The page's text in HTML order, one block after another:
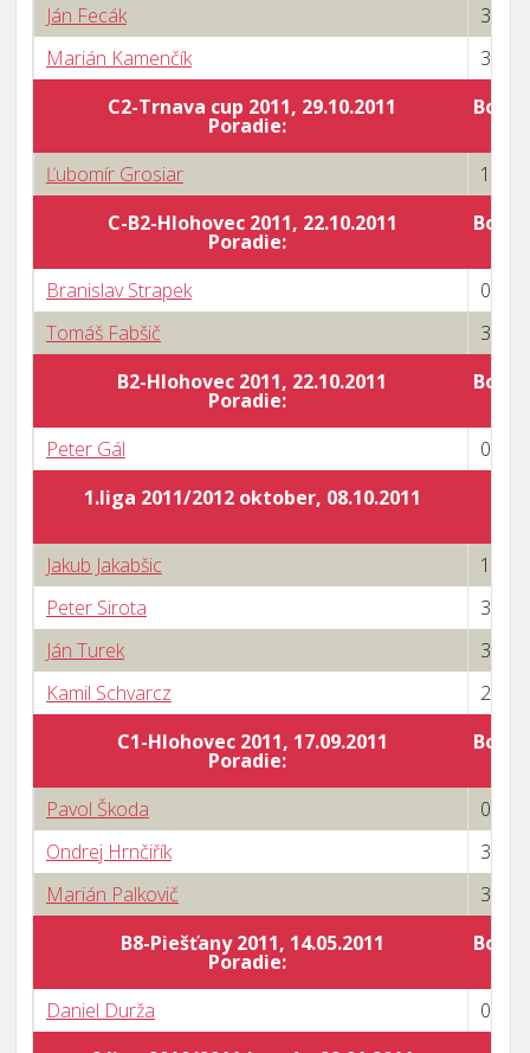
Ján Fecák
3 : 1
Marián Kamenčík
3 : 0
C2-Trnava cup 2011, 29.10.2011
Poradie:
Body
Ľubomír Grosiar
1 : 3
C-B2-Hlohovec 2011, 22.10.2011
Poradie:
Body
Branislav Strapek
0 : 3
Tomáš Fabšič
3 : 0
B2-Hlohovec 2011, 22.10.2011
Poradie:
Body
Peter Gál
0 : 3
1.liga 2011/2012 oktober, 08.10.2011
Jakub Jakabšic
1 : 3
Peter Sirota
3 : 0
Ján Turek
3 : 1
Kamil Schvarcz
2 : 3
C1-Hlohovec 2011, 17.09.2011
Poradie:
Body
Pavol Škoda
0 : 3
Ondrej Hrnčiřík
3 : 0
Marián Palkovič
3 : 0
B8-Piešťany 2011, 14.05.2011
Poradie:
Body
Daniel Durža
0 : 3